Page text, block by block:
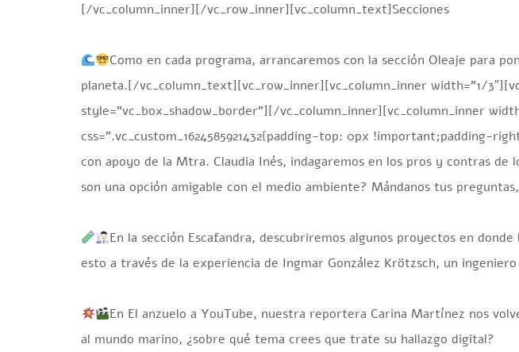
[/vc_column_inner][/vc_row_inner][vc_column_text]Secciones
Como en cada programa, arrancaremos con la sección Oleaje para
planeta.[/vc_column_text][vc_row_inner][vc_column_inner width=”1/
style=”vc_box_shadow_border”][/vc_column_inner][vc_column_inner
css=”.vc_custom_1624585921432{padding-top: 0px
con apoyo de la Mtra. Claudia Inés, indagaremos en los pros y contras
son una opción amigable con el medio ambiente? Mándanos tus
En la sección Escafandra, descubriremos algunos proyectos en
esto a través de la experiencia de Ingmar González Krötzsch, un
En El anzuelo a YouTube, nuestra reportera Carina Martínez nos
al mundo marino, ¿sobre qué tema crees que trate su hallazgo digital?